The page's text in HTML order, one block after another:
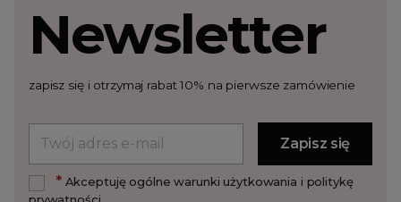
Newsletter
zapisz się i otrzymaj rabat 10% na pierwsze zamówienie
*Akceptuję ogólne warunki użytkowania i politykę